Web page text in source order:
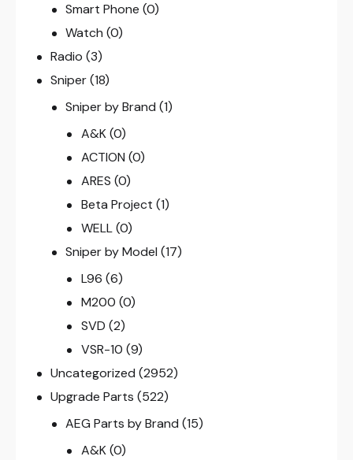
Smart Phone (0)
Watch (0)
Radio (3)
Sniper(18)
Sniper by Brand (1)
A&K (0)
ACTION (0)
ARES (0)
Beta Project (1)
WELL (0)
Sniper by Model (17)
L96 (6)
M200 (0)
SVD (2)
VSR-10 (9)
Uncategorized (2952)
Upgrade Parts (522)
AEG Parts by Brand (15)
A&K (0)